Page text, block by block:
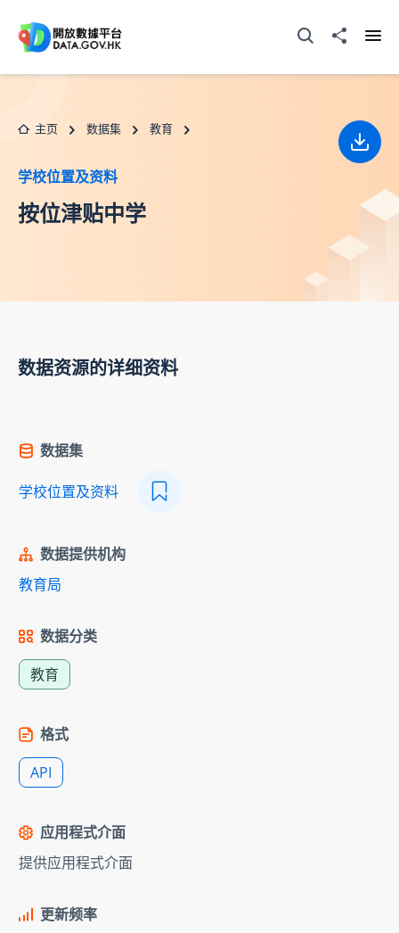
打开搜寻器分享至
主页 数据集 教育
学校位置及资料
按位津贴中学
下载
数据资源的详细资料
数据集
学校位置及资料
数据提供机构
教育局
数据分类
教育
格式
API
应用程式介面
提供应用程式介面
更新频率